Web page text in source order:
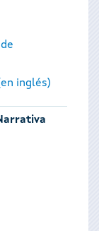
inglés)